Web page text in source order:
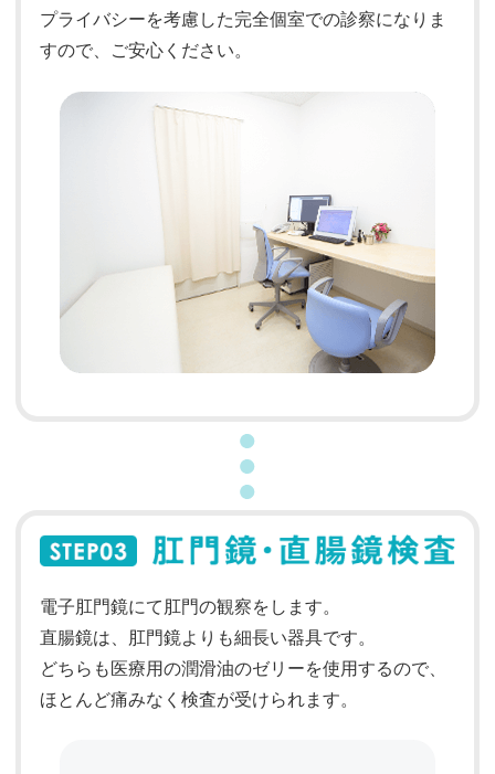
プライバシーを考慮した完全個室での診察になりま
すので、ご安心ください。
電子肛門鏡にて肛門の観察をします。
直腸鏡は、肛門鏡よりも細長い器具です。
どちらも医療用の潤滑油のゼリーを使用するので、
ほとんど痛みなく検査が受けられます。